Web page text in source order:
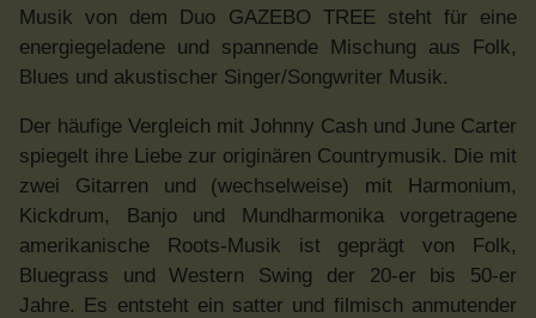
Musik von dem Duo GAZEBO TREE steht für eine
energiegeladene und spannende Mischung aus Folk,
Blues und akustischer Singer/Songwriter Musik.
Der häufige Vergleich mit Johnny Cash und June Carter
spiegelt ihre Liebe zur originären Countrymusik. Die mit
zwei Gitarren und (wechselweise) mit Harmonium,
Kickdrum, Banjo und Mundharmonika vorgetragene
amerikanische Roots-Musik ist geprägt von Folk,
Bluegrass und Western Swing der 20-er bis 50-er
Jahre. Es entsteht ein satter und filmisch anmutender